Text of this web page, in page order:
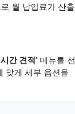
월 납입료가 산출
시간 견적’ 메뉴를 선
맞게 세부 옵션을